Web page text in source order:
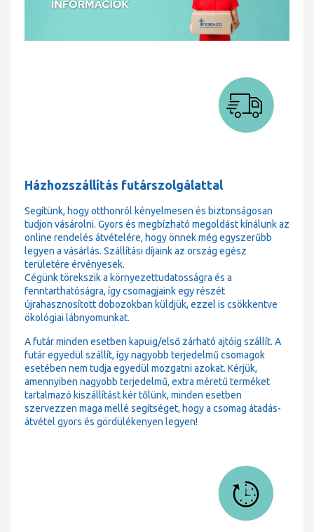
Házhozszállítás futárszolgálattal
Segítünk, hogy otthonról kényelmesen és biztonságosan
tudjon vásárolni. Gyors és megbízható megoldást kínálunk az
online rendelés átvételére, hogy önnek még egyszerűbb
legyen a vásárlás. Szállítási díjaink az ország egész
területére érvényesek.
Cégünk törekszik a környezettudatosságra és a
fenntarthatóságra, így csomagjaink egy részét
újrahasznosított dobozokban küldjük, ezzel is csökkentve
ökológiai lábnyomunkat.
A futár minden esetben kapuig/első zárható ajtóig szállít. A
futár egyedül szállít, így nagyobb terjedelmű csomagok
esetében nem tudja egyedül mozgatni azokat. Kérjük,
amennyiben nagyobb terjedelmű, extra méretű terméket
tartalmazó kiszállítást kér tőlünk, minden esetben
szervezzen maga mellé segítséget, hogy a csomag átadás-
átvétel gyors és gördülékenyen legyen!